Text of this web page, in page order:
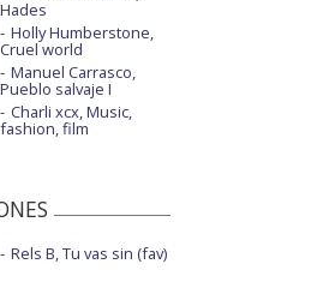
Hades
Holly Humberstone,
Cruel world
Manuel Carrasco,
Pueblo salvaje I
Charli xcx, Music,
fashion, film
Rels B, Tu vas sin (fav)